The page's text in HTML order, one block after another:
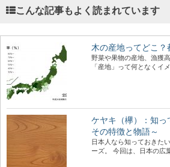
こんな記事もよく読まれています
木の産地ってどこ？
野菜や果物の産地、漁獲
「産地」って何となくイ
ケヤキ（欅）：知っ
その特徴と物語～
日本人なら知っておきた
ーズ。 今回は、日本の広